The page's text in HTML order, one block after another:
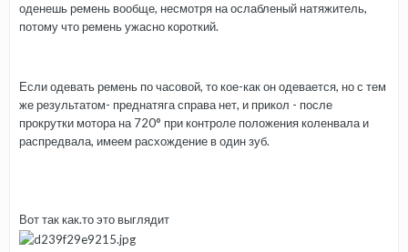
оденешь ремень вообще, несмотря на ослабленый натяжитель,
потому что ремень ужасно короткий.
Если одевать ремень по часовой, то кое-как он одевается, но с тем
же результатом- преднатяга справа нет, и прикол - после
прокрутки мотора на 720° при контроле положения коленвала и
распредвала, имеем расхождение в один зуб.
Вот так как.то это выглядит